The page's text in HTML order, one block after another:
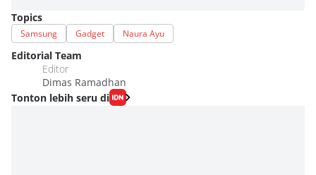
Topics
Samsung Gadget Naura Ayu
Editorial Team
Editor
Dimas Ramadhan
Tonton lebih seru di